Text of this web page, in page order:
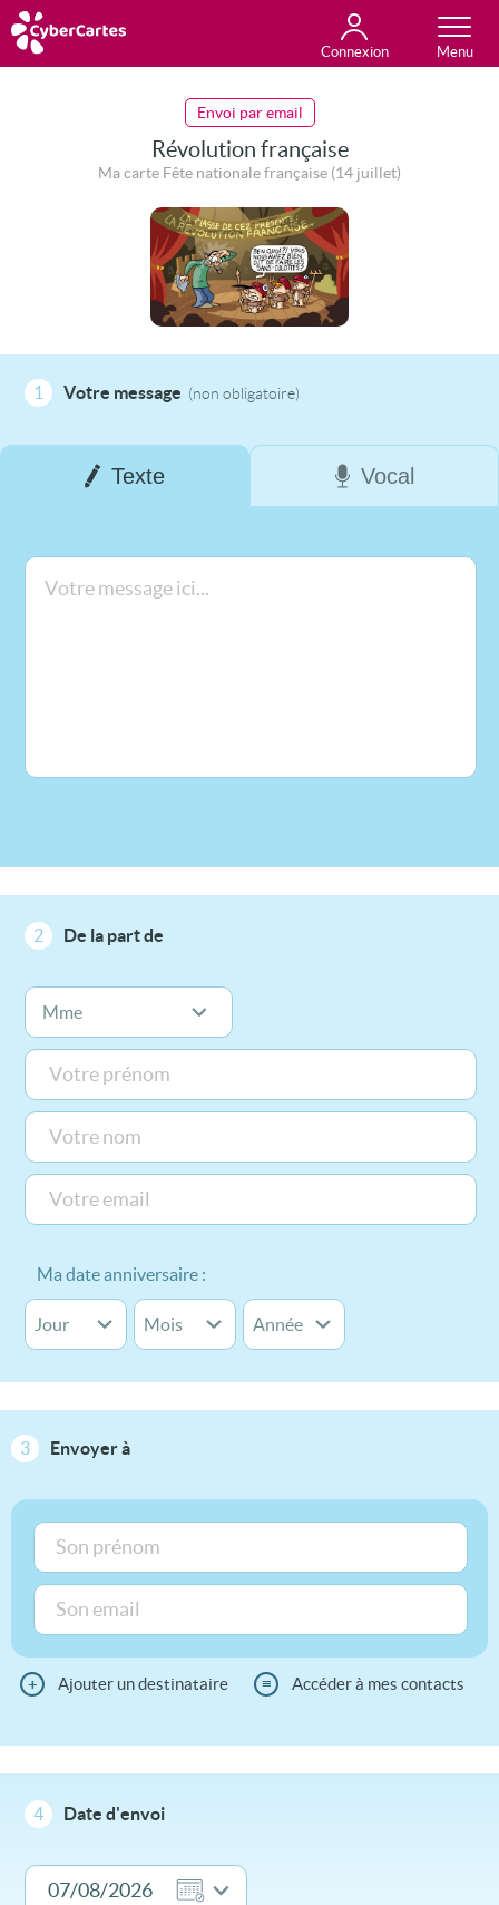
Connexion
Toutes les cartes
Envoi par email
Révolution française
Ma carte Fête nationale française (14 juillet)
1 Votre message (non obligatoire)
Texte Vocal
2 De la part de
Ma date anniversaire :
3 Envoyer à
+ Ajouter un destinataire ≡ Accéder à mes contacts
4 Date d'envoi